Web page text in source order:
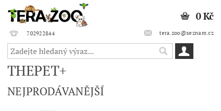
702922844 tera.zoo@seznam.cz
0 Kč
THEPET+
NEJPRODÁVANĚJŠÍ